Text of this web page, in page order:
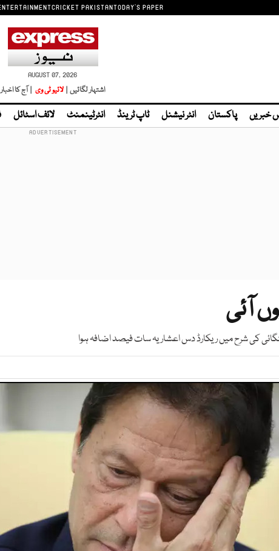
CRICKET PAKISTANTODAY'S PAPER
AUGUST 07, 2026
اشتہار لگائیں | لائیو ٹی وی | آج کا اخبار
خبریں پاکستان انٹر نیشنل ٹاپ ٹرینڈ انٹرٹینمنٹ لائف اسٹائل
آئی
کی شرح میں ریکارڈ دس اعشاریہ سات فیصد اضافہ ہوا